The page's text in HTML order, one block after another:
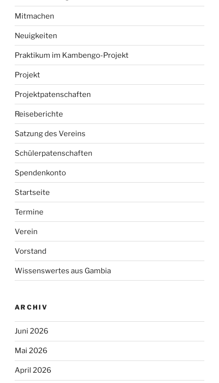
Mitmachen
Neuigkeiten
Praktikum im Kambengo-Projekt
Projekt
Projektpatenschaften
Reiseberichte
Satzung des Vereins
Schülerpatenschaften
Spendenkonto
Startseite
Termine
Verein
Vorstand
Wissenswertes aus Gambia
ARCHIV
Juni 2026
Mai 2026
April 2026